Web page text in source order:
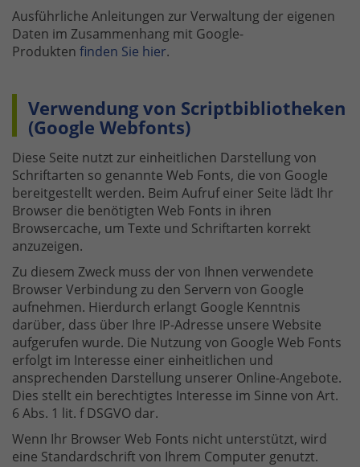
Ausführliche Anleitungen zur Verwaltung der eigenen
Daten im Zusammenhang mit Google-
Produkten finden Sie hier.
Verwendung von Scriptbibliotheken
(Google Webfonts)
Diese Seite nutzt zur einheitlichen Darstellung von
Schriftarten so genannte Web Fonts, die von Google
bereitgestellt werden. Beim Aufruf einer Seite lädt Ihr
Browser die benötigten Web Fonts in ihren
Browsercache, um Texte und Schriftarten korrekt
anzuzeigen.
Zu diesem Zweck muss der von Ihnen verwendete
Browser Verbindung zu den Servern von Google
aufnehmen. Hierdurch erlangt Google Kenntnis
darüber, dass über Ihre IP-Adresse unsere Website
aufgerufen wurde. Die Nutzung von Google Web Fonts
erfolgt im Interesse einer einheitlichen und
ansprechenden Darstellung unserer Online-Angebote.
Dies stellt ein berechtigtes Interesse im Sinne von Art.
6 Abs. 1 lit. f DSGVO dar.
Wenn Ihr Browser Web Fonts nicht unterstützt, wird
eine Standardschrift von Ihrem Computer genutzt.